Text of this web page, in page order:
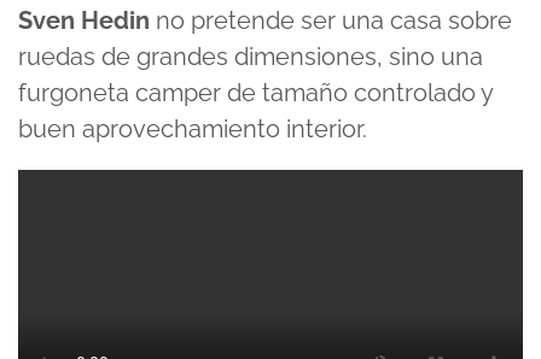
Sven Hedin no pretende ser una casa sobre
ruedas de grandes dimensiones, sino una
furgoneta camper de tamaño controlado y
buen aprovechamiento interior.